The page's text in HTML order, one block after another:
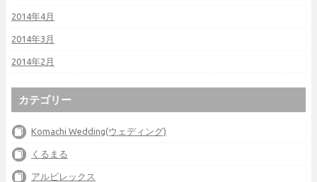
2014年4月
2014年3月
2014年2月
カテゴリー
Komachi Wedding(ウェディング)
くるまる
アルビレックス